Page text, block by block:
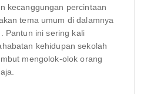
kecanggungan percintaan
tema umum di dalamnya
. Pantun ini sering kali
kehidupan sekolah
mengolok-olok orang